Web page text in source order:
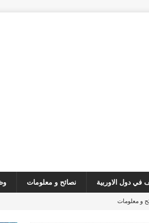
في دول الاوربية نصائح و معلومات
و معلومات